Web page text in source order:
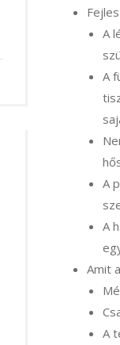
A
A
A
A
Amit
A